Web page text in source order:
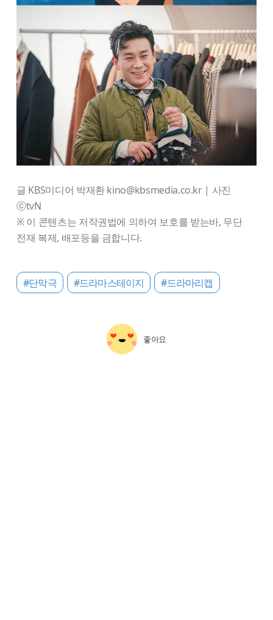
글 KBS미디어 박재환 kino@kbsmedia.co.kr | 사진
ⓒtvN
※ 이 콘텐츠는 저작권법에 의하여 보호를 받는바, 무단
전재 복제, 배포등을 금합니다.
#단막극 #드라마스테이지 #드라마리캡
좋아요